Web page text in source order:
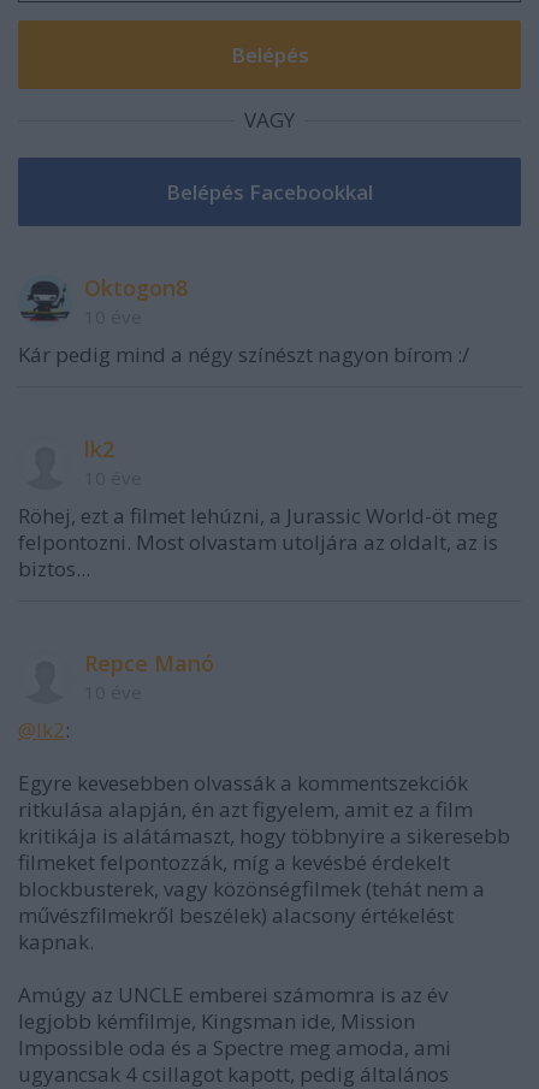
VAGY
Oktogon8
Kár pedig mind a négy színészt nagyon bírom :/
lk2
Röhej, ezt a filmet lehúzni, a Jurassic World-öt meg
felpontozni. Most olvastam utoljára az oldalt, az is
biztos...
Repce Manó
@lk2:
Egyre kevesebben olvassák a kommentszekciók
ritkulása alapján, én azt figyelem, amit ez a film
kritikája is alátámaszt, hogy többnyire a sikeresebb
filmeket felpontozzák, míg a kevésbé érdekelt
blockbusterek, vagy közönségfilmek (tehát nem a
művészfilmekről beszélek) alacsony értékelést
kapnak.
Amúgy az UNCLE emberei számomra is az év
legjobb kémfilmje, Kingsman ide, Mission
Impossible oda és a Spectre meg amoda, ami
ugyancsak 4 csillagot kapott, pedig általános